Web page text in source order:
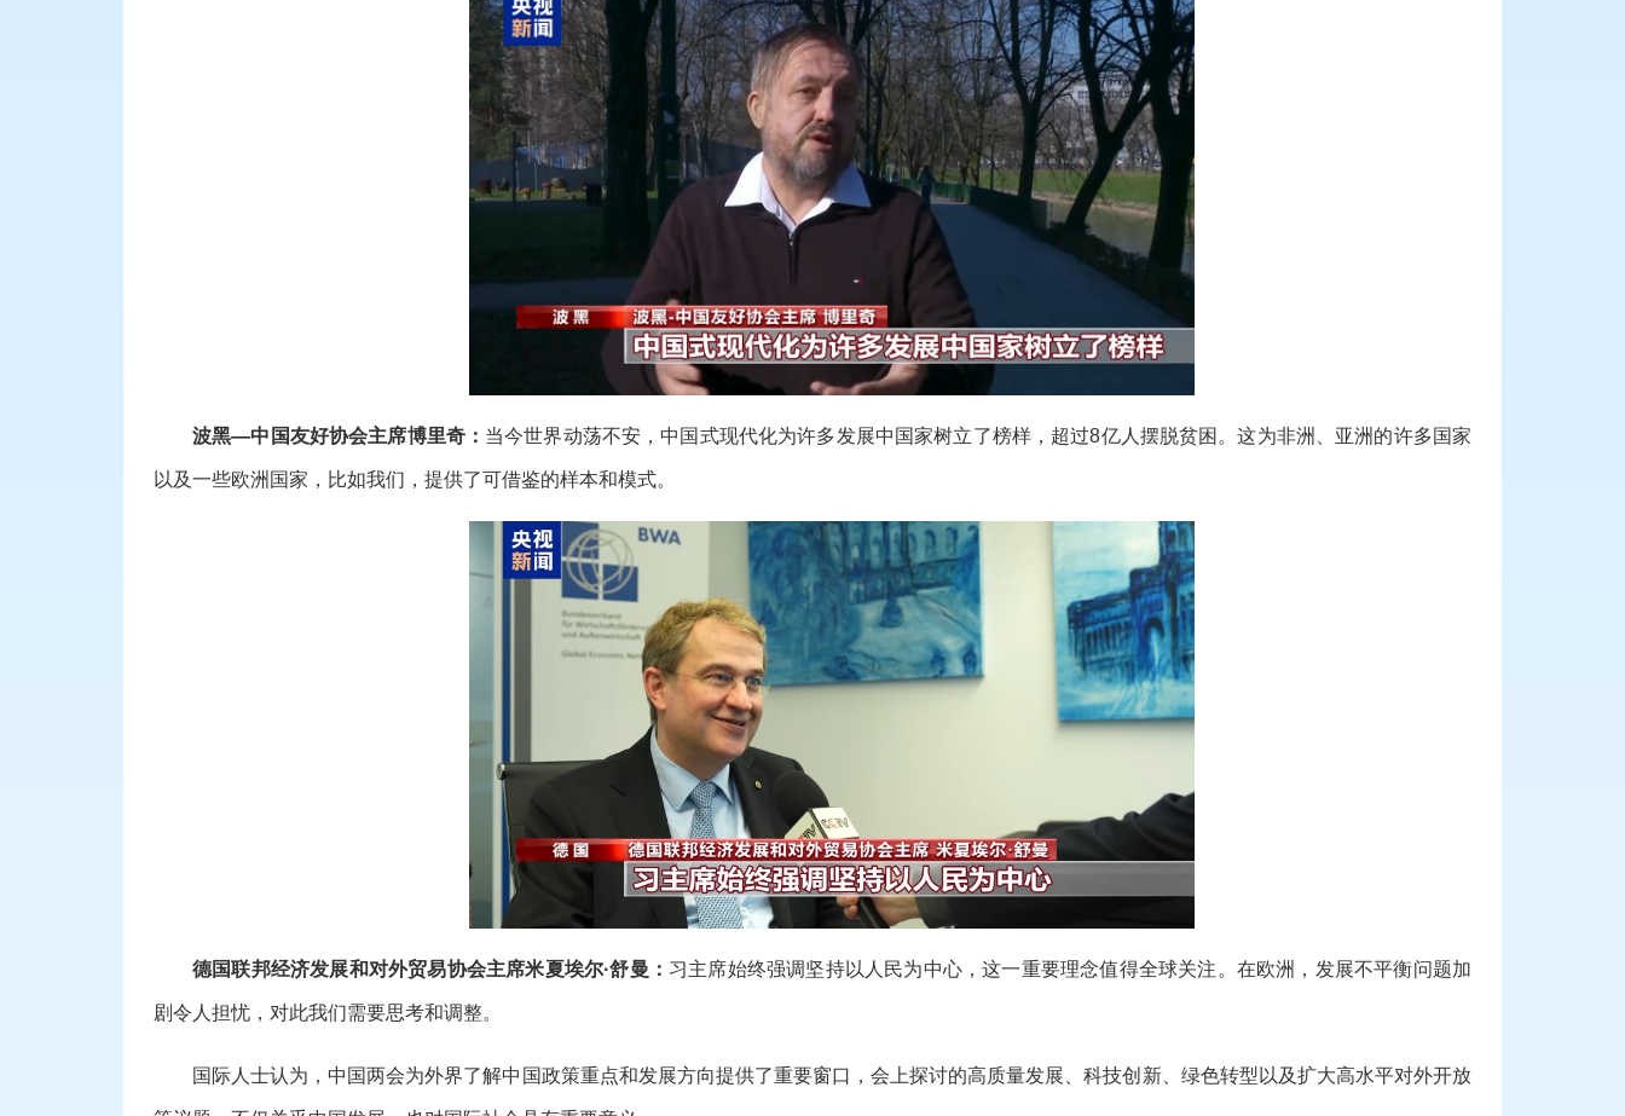
波黑—中国友好协会主席博里奇： 当今世界动荡不安，中国式现代化为许多发展中国家树立了榜样，超过8亿人摆脱贫困。这为非洲、亚洲的许多国家
以及一些欧洲国家，比如我们，提供了可借鉴的样本和模式。
德国联邦经济发展和对外贸易协会主席米夏埃尔·舒曼： 习主席始终强调坚持以人民为中心，这一重要理念值得全球关注。在欧洲，发展不平衡问题加
剧令人担忧，对此我们需要思考和调整。
国际人士认为，中国两会为外界了解中国政策重点和发展方向提供了重要窗口，会上探讨的高质量发展、科技创新、绿色转型以及扩大高水平对外开放